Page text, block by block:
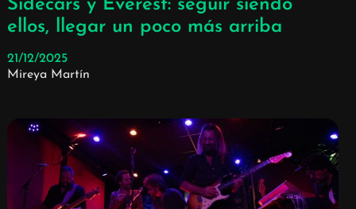
Sidecars y Everest: seguir siendo
ellos, llegar un poco más arriba
21/12/2025
Mireya Martín